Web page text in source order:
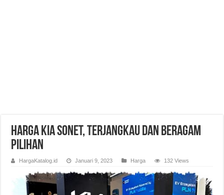
Harga Kia Sonet, Terjangkau dan Beragam
Pilihan
HargaKatalog.id Januari 9, 2023 Harga 132 Views